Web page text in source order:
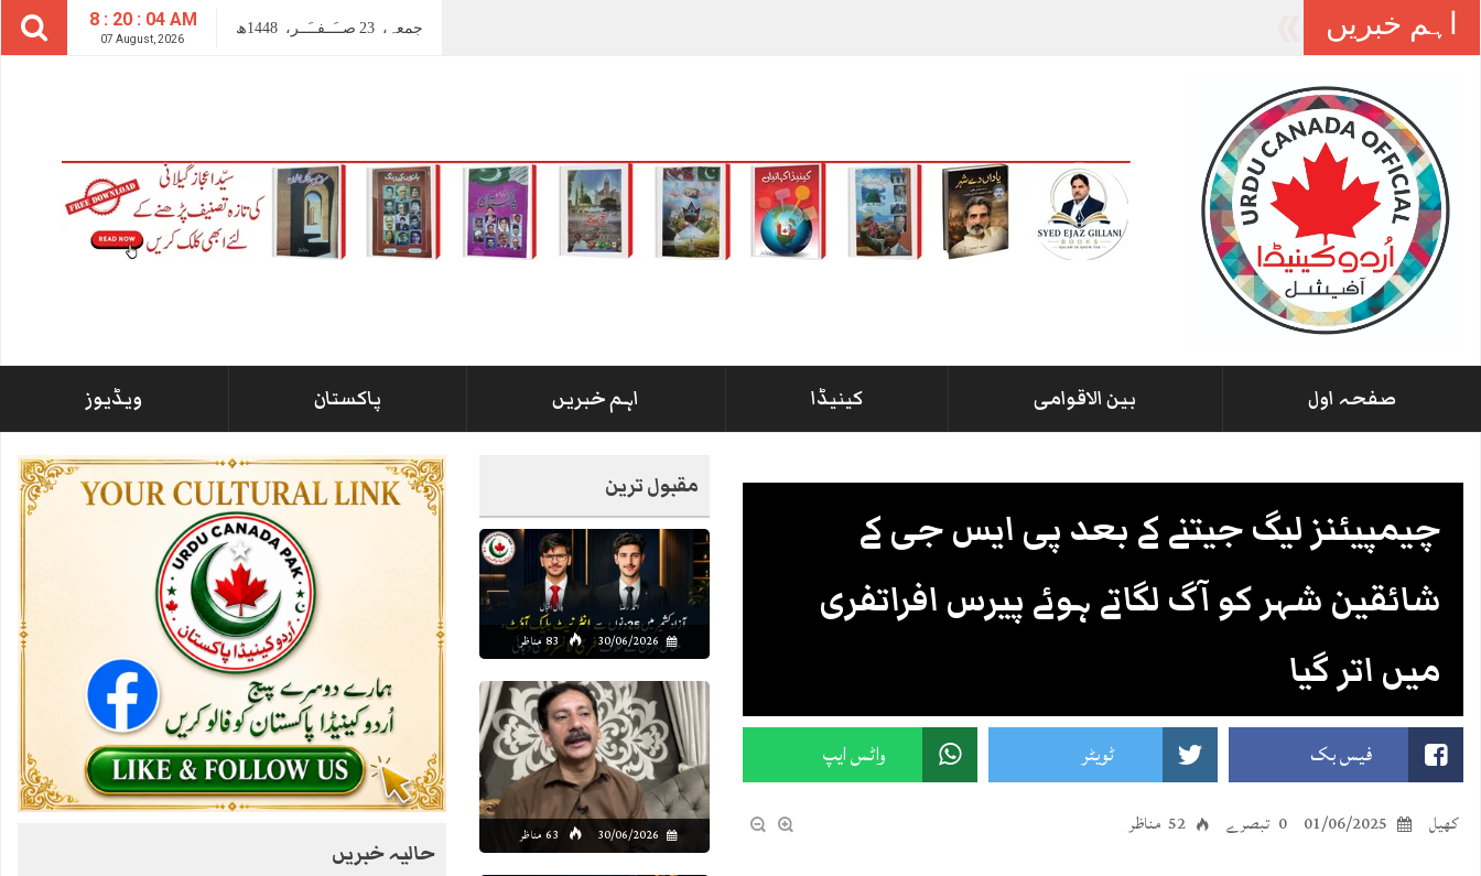
8 : 20 : 06 AM
07 August, 2026
جمعہ، 23 صــَــفــَــر، 1448ھ اہم خبریں
صفحہ اول بین الاقوامی کینیڈا اہم خبریں پاکستان ویڈیوز
مقبول ترین
30/06/2026 83 مناظر
30/06/2026 63 مناظر
چیمپیئنز لیگ جیتنے کے بعد پی ایس جی کے
شائقین شہر کو آگ لگاتے ہوئے پیرس افراتفری
میں اتر گیا
فیس بک ٹویٹر واٹس ایپ
کھیل 01/06/2025 0 تبصرے 52 مناظر
حالیہ خبریں